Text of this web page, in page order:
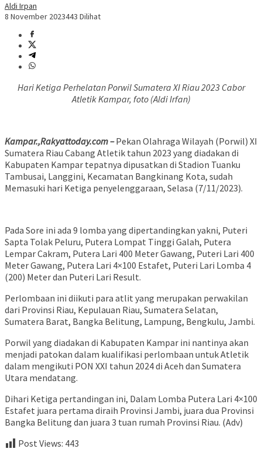
Aldi Irpan
8 November 2023443 Dilihat
Hari Ketiga Perhelatan Porwil Sumatera XI Riau 2023 Cabor
Atletik Kampar, foto (Aldi Irfan)
Kampar.,Rakyattoday.com –Pekan Olahraga Wilayah (Porwil) XI
Sumatera Riau Cabang Atletik tahun 2023 yang diadakan di
Kabupaten Kampar tepatnya dipusatkan di Stadion Tuanku
Tambusai, Langgini, Kecamatan Bangkinang Kota, sudah
Memasuki hari Ketiga penyelenggaraan, Selasa (7/11/2023).
Pada Sore ini ada 9 lomba yang dipertandingkan yakni, Puteri
Sapta Tolak Peluru, Putera Lompat Tinggi Galah, Putera
Lempar Cakram, Putera Lari 400 Meter Gawang, Puteri Lari 400
Meter Gawang, Putera Lari 4×100 Estafet, Puteri Lari Lomba 4
(200) Meter dan Puteri Lari Result.
Perlombaan ini diikuti para atlit yang merupakan perwakilan
dari Provinsi Riau, Kepulauan Riau, Sumatera Selatan,
Sumatera Barat, Bangka Belitung, Lampung, Bengkulu, Jambi.
Porwil yang diadakan di Kabupaten Kampar ini nantinya akan
menjadi patokan dalam kualifikasi perlombaan untuk Atletik
dalam mengikuti PON XXI tahun 2024 di Aceh dan Sumatera
Utara mendatang.
Dihari Ketiga pertandingan ini, Dalam Lomba Putera Lari 4×100
Estafet juara pertama diraih Provinsi Jambi, juara dua Provinsi
Bangka Belitung dan juara 3 tuan rumah Provinsi Riau. (Adv)
Post Views: 443